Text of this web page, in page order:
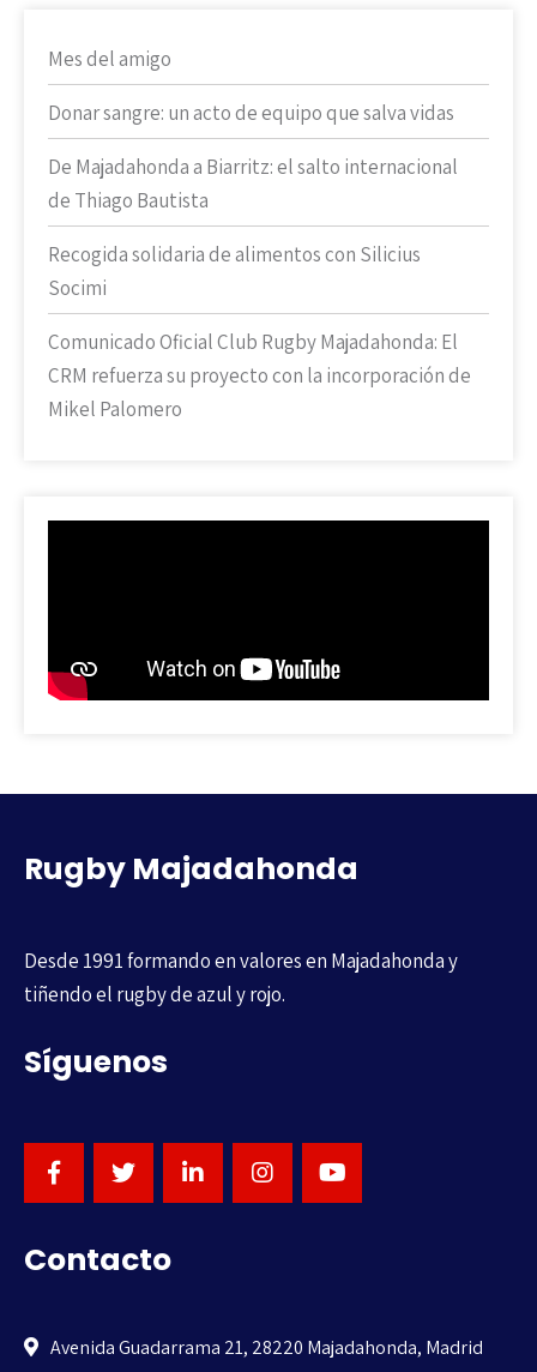
Mes del amigo
Donar sangre: un acto de equipo que salva vidas
De Majadahonda a Biarritz: el salto internacional
de Thiago Bautista
Recogida solidaria de alimentos con Silicius
Socimi
Comunicado Oficial Club Rugby Majadahonda: El
CRM refuerza su proyecto con la incorporación de
Mikel Palomero
Rugby Majadahonda
Desde 1991 formando en valores en Majadahonda y
tiñendo el rugby de azul y rojo.
Síguenos
Contacto
Avenida Guadarrama 21, 28220 Majadahonda, Madrid